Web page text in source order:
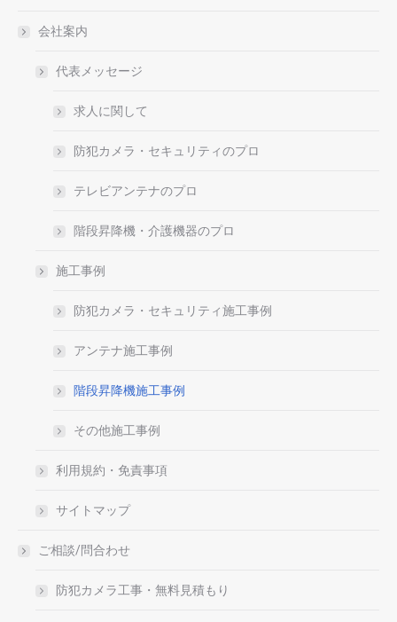
会社案内
代表メッセージ
求人に関して
防犯カメラ・セキュリティのプロ
テレビアンテナのプロ
階段昇降機・介護機器のプロ
施工事例
防犯カメラ・セキュリティ施工事例
アンテナ施工事例
階段昇降機施工事例
その他施工事例
利用規約・免責事項
サイトマップ
ご相談/問合わせ
防犯カメラ工事・無料見積もり